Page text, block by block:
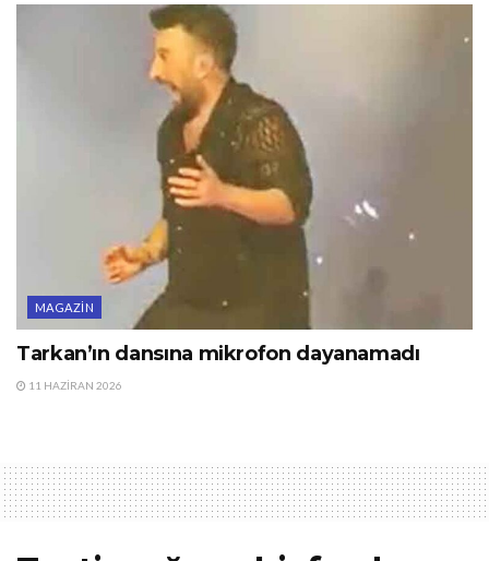
MAGAZIN
Tarkan’ın dansına mikrofon dayanamadı
11 HAZIRAN 2026